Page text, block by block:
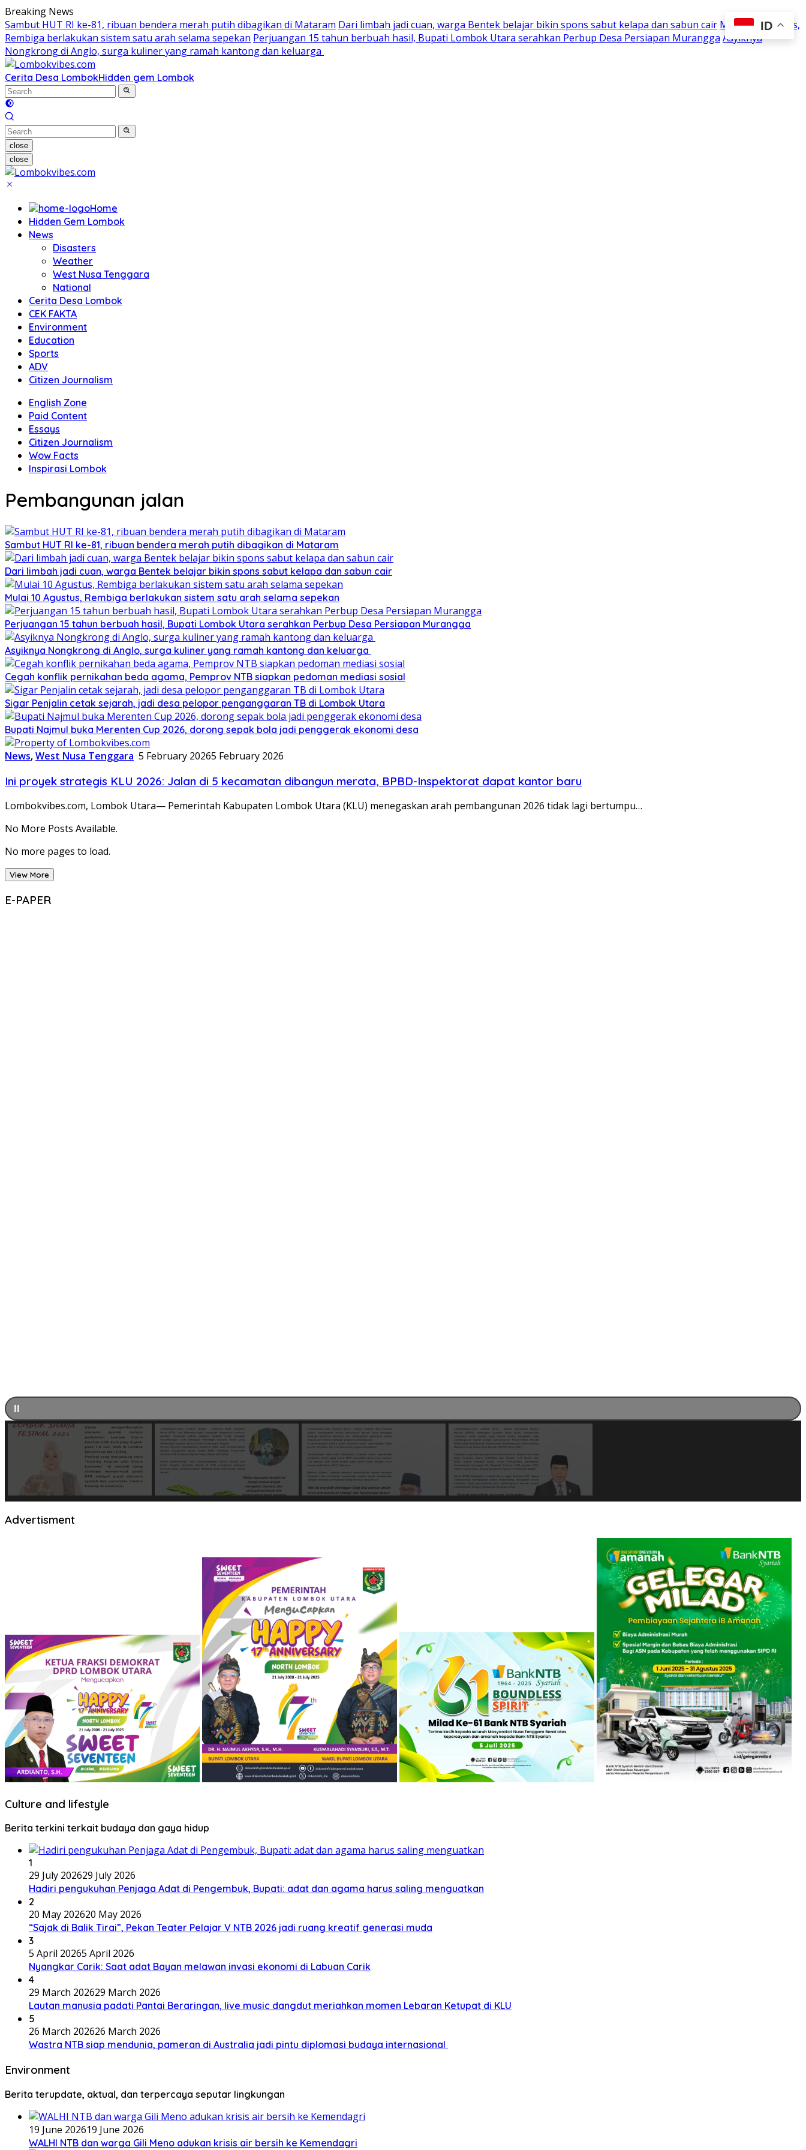
Skip
to
content
Breaking News
Sambut HUT RI ke-81, ribuan bendera merah putih dibagikan di Mataram Dari limbah jadi cuan, warga Bentek belajar bikin spons sabut kelapa dan sabun cair Mulai 10 Agustus,
Rembiga berlakukan sistem satu arah selama sepekan Perjuangan 15 tahun berbuah hasil, Bupati Lombok Utara serahkan Perbup Desa Persiapan Murangga Asyiknya
Nongkrong di Anglo, surga kuliner yang ramah kantong dan keluarga
Cerita Desa LombokHidden gem Lombok
close
close
Home
Hidden Gem Lombok
News
Disasters
Weather
West Nusa Tenggara
National
Cerita Desa Lombok
CEK FAKTA
Environment
Education
Sports
ADV
Citizen Journalism
English Zone
Paid Content
Essays
Citizen Journalism
Wow Facts
Inspirasi Lombok
Pembangunan jalan
Sambut HUT RI ke-81, ribuan bendera merah putih dibagikan di Mataram
Dari limbah jadi cuan, warga Bentek belajar bikin spons sabut kelapa dan sabun cair
Mulai 10 Agustus, Rembiga berlakukan sistem satu arah selama sepekan
Perjuangan 15 tahun berbuah hasil, Bupati Lombok Utara serahkan Perbup Desa Persiapan Murangga
Asyiknya Nongkrong di Anglo, surga kuliner yang ramah kantong dan keluarga
Cegah konflik pernikahan beda agama, Pemprov NTB siapkan pedoman mediasi sosial
Sigar Penjalin cetak sejarah, jadi desa pelopor penganggaran TB di Lombok Utara
Bupati Najmul buka Merenten Cup 2026, dorong sepak bola jadi penggerak ekonomi desa
News,West Nusa Tenggara 5 February 20265 February 2026
Ini proyek strategis KLU 2026: Jalan di 5 kecamatan dibangun merata, BPBD-Inspektorat dapat kantor baru
Lombokvibes.com, Lombok Utara— Pemerintah Kabupaten Lombok Utara (KLU) menegaskan arah pembangunan 2026 tidak lagi bertumpu…
No More Posts Available.
No more pages to load.
View More
E-PAPER
Advertisment
Culture and lifestyle
Berita terkini terkait budaya dan gaya hidup
1
29 July 202629 July 2026
Hadiri pengukuhan Penjaga Adat di Pengembuk, Bupati: adat dan agama harus saling menguatkan
2
20 May 202620 May 2026
“Sajak di Balik Tirai”, Pekan Teater Pelajar V NTB 2026 jadi ruang kreatif generasi muda
3
5 April 20265 April 2026
Nyangkar Carik: Saat adat Bayan melawan invasi ekonomi di Labuan Carik
4
29 March 202629 March 2026
Lautan manusia padati Pantai Beraringan, live music dangdut meriahkan momen Lebaran Ketupat di KLU
5
26 March 202626 March 2026
Wastra NTB siap mendunia, pameran di Australia jadi pintu diplomasi budaya internasional
Environment
Berita terupdate, aktual, dan terpercaya seputar lingkungan
19 June 202619 June 2026
WALHI NTB dan warga Gili Meno adukan krisis air bersih ke Kemendagri
ID